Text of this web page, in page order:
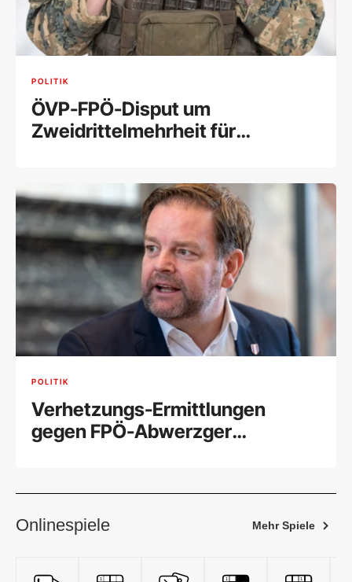
POLITIK
ÖVP-FPÖ-Disput um
Zweidrittelmehrheit für
POLITIK
Verhetzungs-Ermittlungen
gegen FPÖ-Abwerzger
Onlinespiele Mehr Spiele